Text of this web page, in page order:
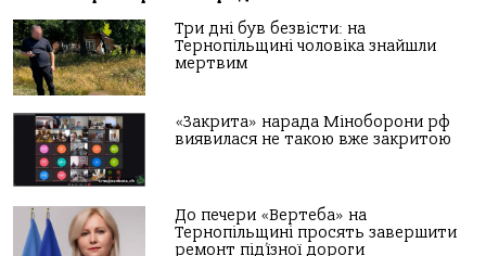
Три дні був безвісти: на
Тернопільщині чоловіка знайшли
мертвим
«Закрита» нарада Міноборони рф
виявилася не такою вже закритою
До печери «Вертеба» на
Тернопільщині просять завершити
ремонт під’їзної дороги